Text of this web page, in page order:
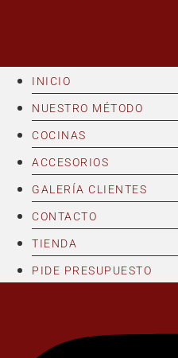
INICIO
NUESTRO MÉTODO
COCINAS
ACCESORIOS
GALERÍA CLIENTES
CONTACTO
TIENDA
PIDE PRESUPUESTO